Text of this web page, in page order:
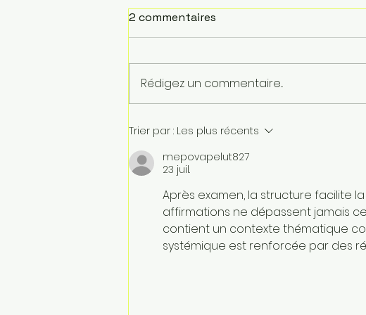
USVSTAR CLEANER : Drone
de Surface Autonome
pour la Collecte des
Déchets Flottants
2 commentaires
Rédigez un commentaire...
Trier par : Les plus récents
mepovapelut827
23 juil.
Après examen, la structure facilite
affirmations ne dépassent jamais
contient un contexte thématique
systémique est renforcée par des